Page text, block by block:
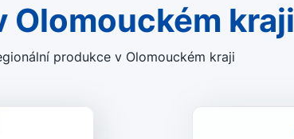
Olomouckém kraji
produkce v Olomouckém kraji